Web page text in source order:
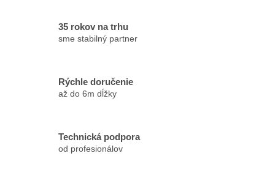
35 rokov na trhu
sme stabilný partner
Rýchle doručenie
až do 6m dĺžky
Technická podpora
od profesionálov